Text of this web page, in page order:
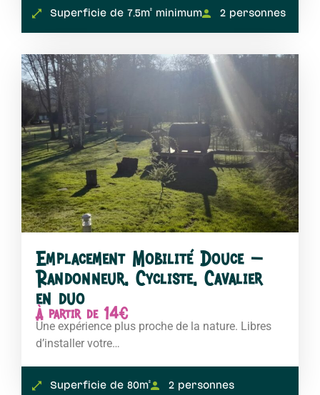
Superficie de 7.5m² minimum 2 personnes
Emplacement Mobilité Douce –
Randonneur, Cycliste, Cavalier
en duo
À partir de 14€
Une expérience plus proche de la nature. Libres
d’installer votre…
Superficie de 80m² 2 personnes